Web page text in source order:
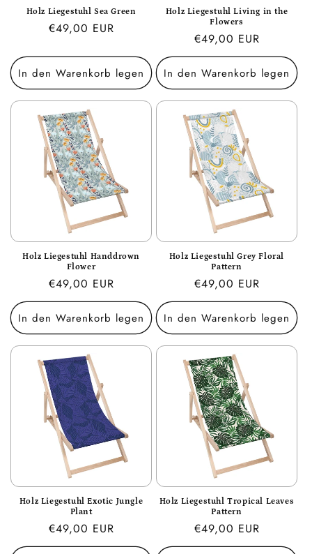
Holz Liegestuhl Sea Green
Normaler
€49,00 EUR
In den Warenkorb legen
Holz Liegestuhl Living in the
Flowers
Normaler
Preis
€49,00 EUR
In den Warenkorb legen
Holz Liegestuhl Handdrown
Flower
Normaler
Preis
€49,00 EUR
In den Warenkorb legen
Holz Liegestuhl Grey Floral
Pattern
Normaler
Preis
€49,00 EUR
In den Warenkorb legen
Holz Liegestuhl Exotic Jungle
Plant
Normaler
Preis
€49,00 EUR
Holz Liegestuhl Tropical Leaves
Pattern
Normaler
Preis
€49,00 EUR